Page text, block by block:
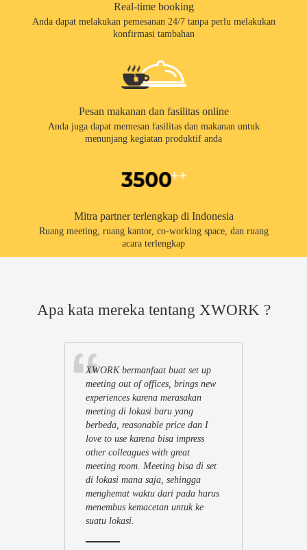
Real-time booking
Anda dapat melakukan pemesanan 24/7 tanpa perlu melakukan
konfirmasi tambahan
Pesan makanan dan fasilitas online
Anda juga dapat memesan fasilitas dan makanan untuk
menunjang kegiatan produktif anda
Mitra partner terlengkap di Indonesia
Ruang meeting, ruang kantor, co-working space, dan ruang
acara terlengkap
Apa kata mereka tentang XWORK ?
XWORK bermanfaat buat set up
meeting out of offices, brings new
experiences karena merasakan
meeting di lokasi baru yang
berbeda, reasonable price dan I
love to use karena bisa impress
other colleagues with great
meeting room. Meeting bisa di set
di lokasi mana saja, sehingga
menghemat waktu dari pada harus
menembus kemacetan untuk ke
suatu lokasi.